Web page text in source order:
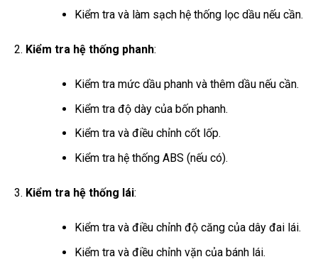
Kiểm tra và làm sạch hệ thống lọc dầu nếu cần.
Kiểm tra hệ thống phanh:
Kiểm tra mức dầu phanh và thêm dầu nếu cần.
Kiểm tra độ dày của bốn phanh.
Kiểm tra và điều chỉnh cốt lốp.
Kiểm tra hệ thống ABS (nếu có).
Kiểm tra hệ thống lái:
Kiểm tra và điều chỉnh độ căng của dây đai lái.
Kiểm tra và điều chỉnh vặn của bánh lái.